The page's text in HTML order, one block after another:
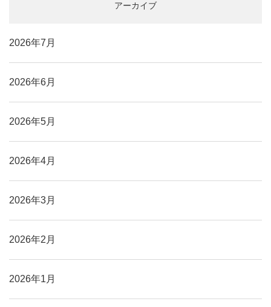
アーカイブ
2026年7月
2026年6月
2026年5月
2026年4月
2026年3月
2026年2月
2026年1月